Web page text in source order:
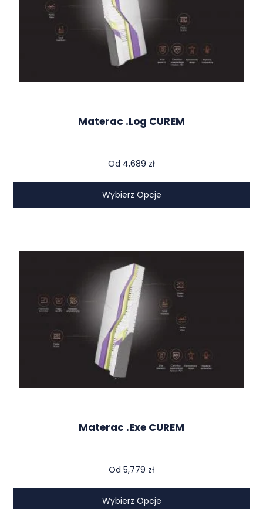
Materac .log CUREM
Od 4,689 zł
Wybierz Opcje
Materac .exe CUREM
Od 5,779 zł
Wybierz Opcje